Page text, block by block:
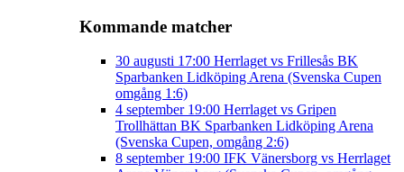
Kommande matcher
30 augusti 17:00 Herrlaget vs Frillesås BK
Sparbanken Lidköping Arena (Svenska Cupen
omgång 1:6)
4 september 19:00 Herrlaget vs Gripen
Trollhättan BK Sparbanken Lidköping Arena
(Svenska Cupen, omgång 2:6)
8 september 19:00 IFK Vänersborg vs Herrlaget